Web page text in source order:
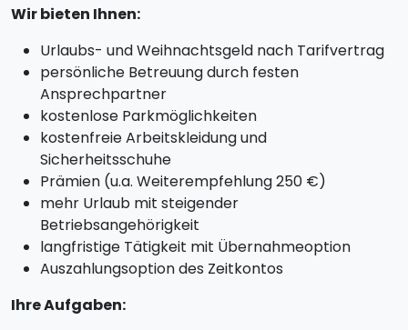
Wir bieten Ihnen:
Urlaubs- und Weihnachtsgeld nach Tarifvertrag
persönliche Betreuung durch festen
Ansprechpartner
kostenlose Parkmöglichkeiten
kostenfreie Arbeitskleidung und
Sicherheitsschuhe
Prämien (u.a. Weiterempfehlung 250 €)
mehr Urlaub mit steigender
Betriebsangehörigkeit
langfristige Tätigkeit mit Übernahmeoption
Auszahlungsoption des Zeitkontos
Ihre Aufgaben: